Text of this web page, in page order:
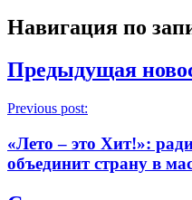
Навигация по
Предыдущая
Previous post:
«Лето – это Хит!»:
объединит страну в